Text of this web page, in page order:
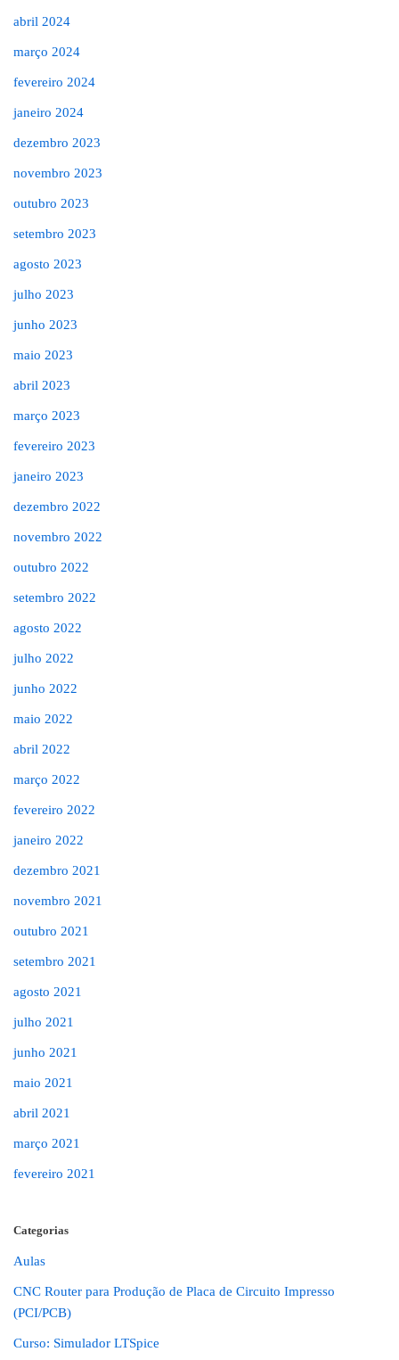
abril 2024
março 2024
fevereiro 2024
janeiro 2024
dezembro 2023
novembro 2023
outubro 2023
setembro 2023
agosto 2023
julho 2023
junho 2023
maio 2023
abril 2023
março 2023
fevereiro 2023
janeiro 2023
dezembro 2022
novembro 2022
outubro 2022
setembro 2022
agosto 2022
julho 2022
junho 2022
maio 2022
abril 2022
março 2022
fevereiro 2022
janeiro 2022
dezembro 2021
novembro 2021
outubro 2021
setembro 2021
agosto 2021
julho 2021
junho 2021
maio 2021
abril 2021
março 2021
fevereiro 2021
Categorias
Aulas
CNC Router para Produção de Placa de Circuito Impresso
(PCI/PCB)
Curso: Simulador LTSpice